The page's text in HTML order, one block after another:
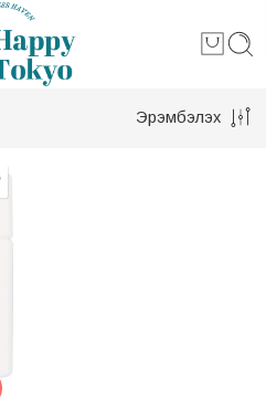
Эрэмбэлэх